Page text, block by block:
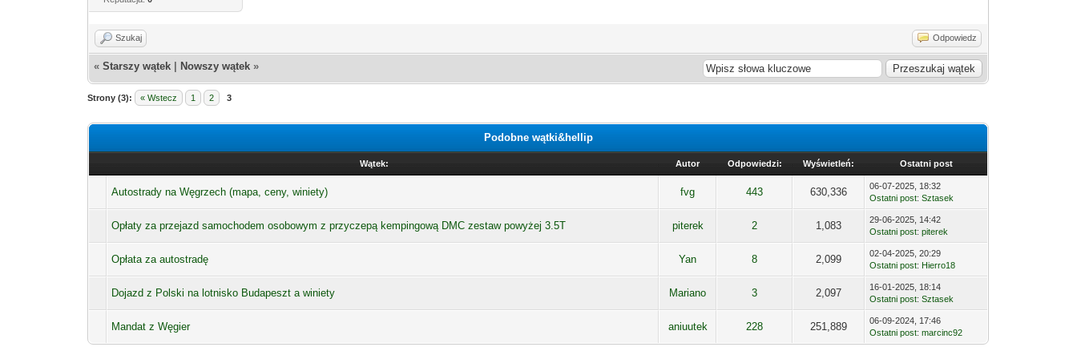
Szukaj Odpowiedz
«Starszy wątek Nowszy wątek »
Strony (3): « Wstecz 1 2 3
Podobne wątki&hellip
Wątek: Autor Odpowiedzi: Wyświetleń: Ostatni post
Autostrady na Węgrzech (mapa, ceny, winiety) fvg 443 630,336
06-07-2025, 18:32
Ostatni post:Sztasek
Opłaty za przejazd samochodem osobowym z przyczepą kempingową DMC zestaw powyżej 3.5T piterek 2 1,083
29-06-2025, 14:42
Ostatni post:piterek
Opłata za autostradę Yan 8 2,099
02-04-2025, 20:29
Ostatni post: Hierro18
Dojazd z Polski na lotnisko Budapeszt a winiety Mariano 3 2,097
16-01-2025, 18:14
Ostatni post:Sztasek
Mandat z Węgier aniuutek 228 251,889
06-09-2024, 17:46
Ostatni post:marcinc92